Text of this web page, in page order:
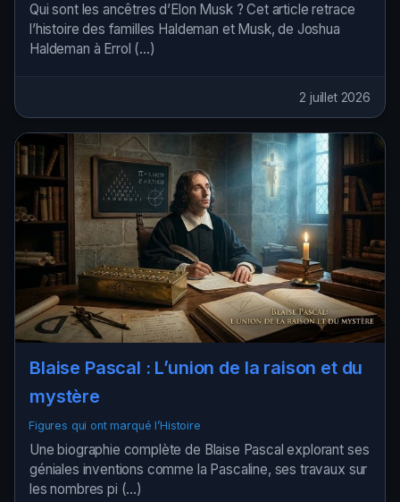
Qui sont les ancêtres d’Elon Musk ? Cet article retrace
l’histoire des familles Haldeman et Musk, de Joshua
Haldeman à Errol (…)
2 juillet 2026
Blaise Pascal : L’union de la raison et du
mystère
Figures qui ont marqué l’Histoire
Une biographie complète de Blaise Pascal explorant ses
géniales inventions comme la Pascaline, ses travaux sur
les nombres pi (…)